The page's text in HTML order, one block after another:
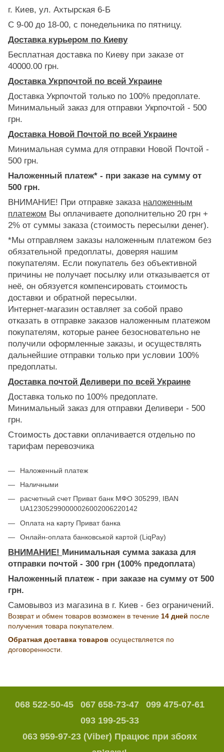
г. Киев, ул. Ахтырская 6-Б
С 9-00 до 18-00, с понедельника по пятницу.
Доставка курьером по Киеву
Бесплатная доставка по Киеву при заказе от
40000.00 грн.
Доставка Укрпочтой по всей Украине
Доставка Укрпочтой только по 100% предоплате.
Минимальный заказ для отправки Укрпочтой - 500
грн.
Доставка Новой Почтой по всей Украине
Минимальная сумма для отправки Новой Почтой -
500 грн.
Наложенный платеж* - при заказе на сумму от
500 грн.
ВНИМАНИЕ! При отправке заказа наложенным
платежом Вы оплачиваете дополнительно 20 грн +
2% от суммы заказа (стоимость пересылки денег).
*Мы отправляем заказы наложенным платежом без
обязательной предоплаты, доверяя нашим
покупателям. Если покупатель без объективной
причины не получает посылку или отказывается от
неё, он обязуется компенсировать стоимость
доставки и обратной пересылки.
Интернет-магазин оставляет за собой право
отказать в отправке заказов наложенным платежом
покупателям, которые ранее безосновательно не
получили оформленные заказы, и осуществлять
дальнейшие отправки только при условии 100%
предоплаты.
Доставка почтой Деливери по всей Украине
Доставка только по 100% предоплате.
Минимальный заказ для отправки Деливери - 500
грн.
Стоимость доставки оплачивается отдельно по
тарифам перевозчика
Наложенный платеж
Наличными
расчетный счет Приват банк МФО 305299, IBAN
UA123052990000026002006220142
Оплата на карту Приват банка
Онлайн-оплата банковськой картой (LiqPay)
ВНИМАНИЕ! Минимальная сумма заказа для
отправки почтой - 300 грн (100% предоплата)
Наложенный платеж - при заказе на сумму от 500
грн.
Самовывоз из магазина в г. Киев - без ограничений.
Возврат и обмен товаров возможен в течение 14 дней после
получения товара покупателем.
Обратная доставка товаров осуществляется по
договоренности.
068 522-50-45 067 658-73-47
099 475-07-61
093 199-25-33
063 959-97-23 (Viber) Працює при збоях